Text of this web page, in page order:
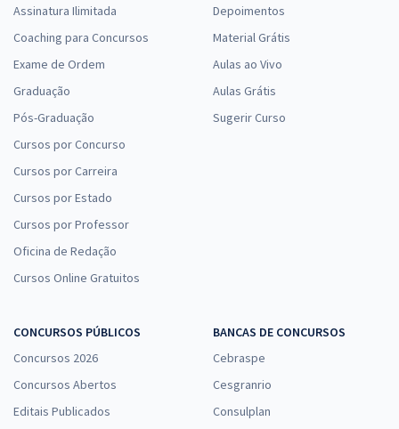
Assinatura Ilimitada
Coaching para Concursos
Exame de Ordem
Graduação
Pós-Graduação
Cursos por Concurso
Cursos por Carreira
Cursos por Estado
Cursos por Professor
Oficina de Redação
Cursos Online Gratuitos
Depoimentos
Material Grátis
Aulas ao Vivo
Aulas Grátis
Sugerir Curso
CONCURSOS PÚBLICOS
Concursos 2026
Concursos Abertos
Editais Publicados
BANCAS DE CONCURSOS
Cebraspe
Cesgranrio
Consulplan